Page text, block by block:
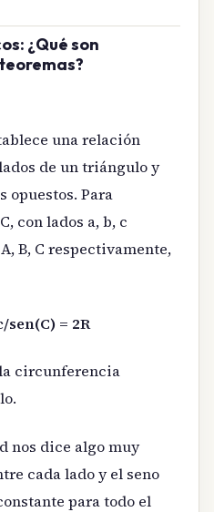
¿Qué son
una relación
de un triángulo y
opuestos. Para
con lados a, b, c
B, C respectivamente,
sen(C) = 2R
circunferencia
nos dice algo muy
cada lado y el seno
para todo el